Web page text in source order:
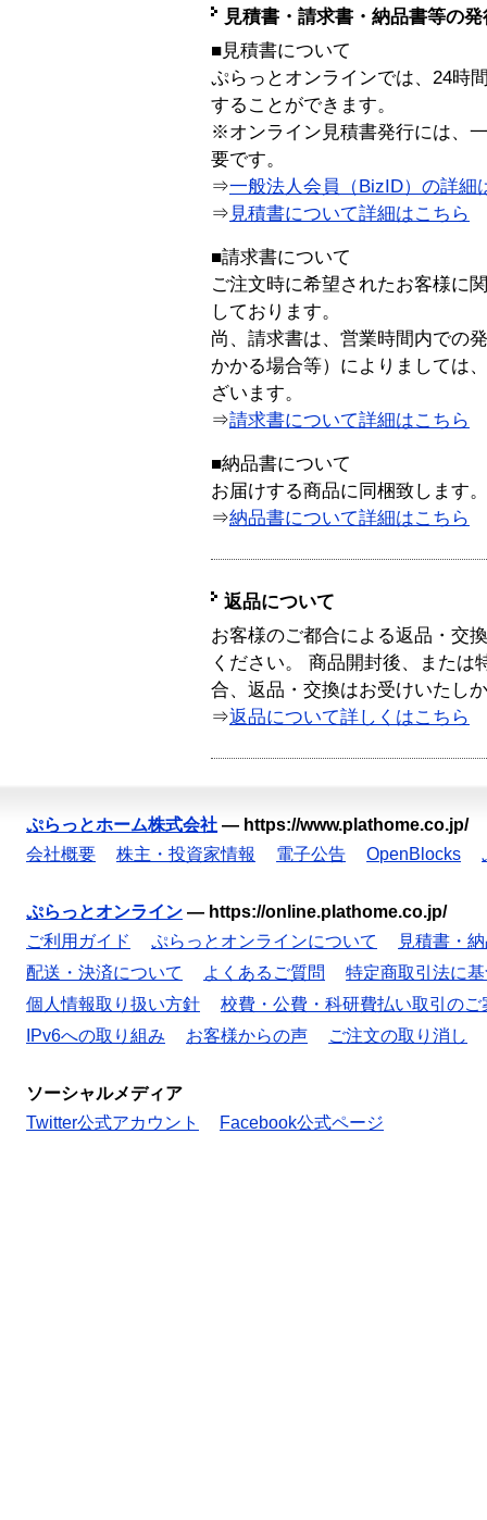
見積書・請求書・納品書等の
■見積書について
ぷらっとオンラインでは、24時
することができます。
※オンライン見積書発行には、
要です。
⇒一般法人会員（BizID）の詳細
⇒ 見積書について詳細はこちら
■請求書について
ご注文時に希望されたお客様に
しております。
尚、請求書は、営業時間内での
かかる場合等）によりましては
ざいます。
⇒請求書について詳細はこちら
■納品書について
お届けする商品に同梱致します。
⇒納品書について詳細はこちら
返品について
お客様のご都合による返品・交
ください。 商品開封後、または
合、返品・交換はお受けいたし
⇒返品について詳しくはこちら
ぷらっとホーム株式会社 — https://www.plathome.co.jp/
会社概要
株主・投資家情報 電子公告 OpenBlocks
ぷらっとオンライン — https://online.plathome.co.jp/
ご利用ガイド
ぷらっとオンラインについて
見積書・
配送・決済について
よくあるご質問
特定商取引法に
個人情報取り扱い方針
校費・公費・科研費払い取引のご
IPv6への取り組み
お客様からの声 ご注文の取り消し
ソーシャルメディア
Twitter公式アカウント
Facebook公式ページ